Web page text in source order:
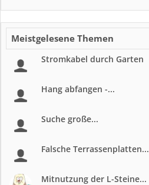
Meistgelesene Themen
Stromkabel durch Garten
Hang abfangen -...
Suche große...
Falsche Terrassenplatten...
Mitnutzung der L-Steine...